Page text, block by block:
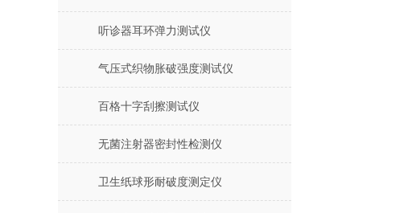
听诊器耳环弹力测试仪
气压式织物胀破强度测试仪
百格十字刮擦测试仪
无菌注射器密封性检测仪
卫生纸球形耐破度测定仪